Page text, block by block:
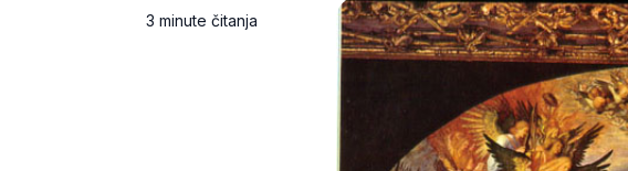
3 minute čitanja